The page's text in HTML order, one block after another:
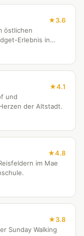
3.6
östlichen
Erlebnis in
4.1
und
der Altstadt.
4.8
im Mae
3.8
Sunday Walking